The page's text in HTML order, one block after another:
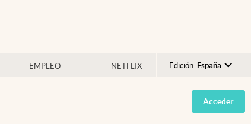
EMPLEO NETFLIX Edición: España
Argentina
España
Acceder